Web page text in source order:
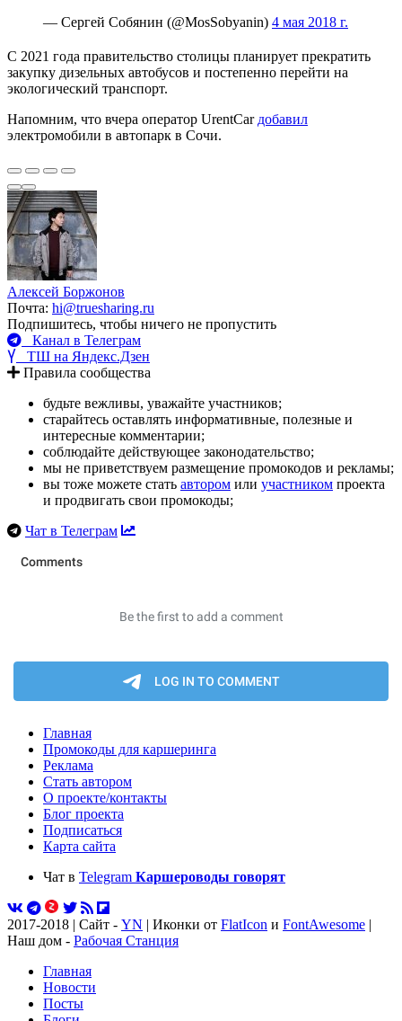
— Сергей Собянин (@MosSobyanin) 4 мая 2018 г.
С 2021 года правительство столицы планирует прекратить
закупку дизельных автобусов и постепенно перейти на
экологический транспорт.
Напомним, что вчера оператор UrentCar добавил
электромобили в автопарк в Сочи.
Алексей Боржонов
Почта: hi@truesharing.ru
Подпишитесь, чтобы ничего не пропустить
Канал в Телеграм
ТШ на Яндекс.Дзен
Правила сообщества
будьте вежливы, уважайте участников;
старайтесь оставлять информативные, полезные и
интересные комментарии;
соблюдайте действующее законодательство;
мы не приветствуем размещение промокодов и рекламы;
вы тоже можете стать автором или участником проекта
и продвигать свои промокоды;
Чат в Телеграм
Главная
Промокоды для каршеринга
Реклама
Стать автором
О проекте/контакты
Блог проекта
Подписаться
Карта сайта
Чат в Telegram Каршероводы говорят
2017-2018 | Сайт - YN | Иконки от FlatIcon и FontAwesome |
Наш дом - Рабочая Станция
Главная
Новости
Посты